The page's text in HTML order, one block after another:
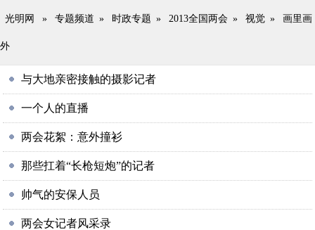
光明网 » 专题频道 » 时政专题 » 2013全国两会 » 视觉 » 画里画
外
与大地亲密接触的摄影记者
一个人的直播
两会花絮：意外撞衫
那些扛着“长枪短炮”的记者
帅气的安保人员
两会女记者风采录